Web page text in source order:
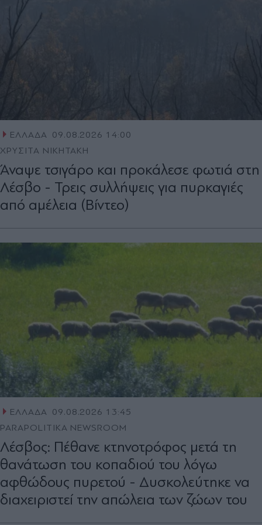
ΕΛΛΑΔΑ
09.08.2026 14:00
ΧΡΥΣΙΤΑ ΝΙΚΗΤΑΚΗ
Άναψε τσιγάρο και προκάλεσε φωτιά στη
Λέσβο - Τρεις συλλήψεις για πυρκαγιές
από αμέλεια (Βίντεο)
ΕΛΛΑΔΑ 09.08.2026 13:45
PARAPOLITIKA NEWSROOM
Λέσβος: Πέθανε κτηνοτρόφος μετά τη
θανάτωση του κοπαδιού του λόγω
αφθώδους πυρετού - Δυσκολεύτηκε να
διαχειριστεί την απώλεια των ζώων του